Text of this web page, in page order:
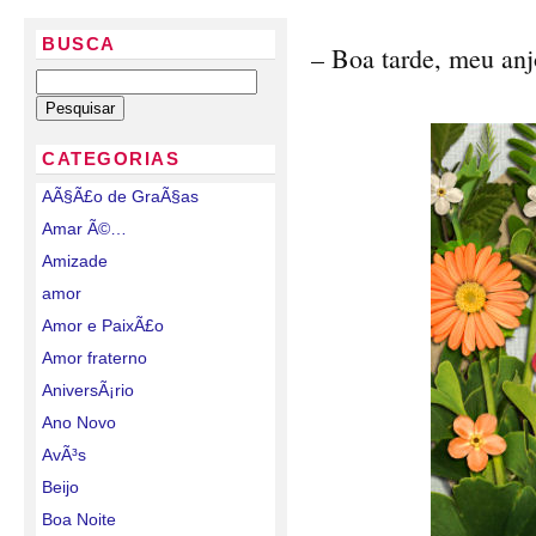
BUSCA
CATEGORIAS
AÃ§Ã£o de GraÃ§as
Amar Ã©…
Amizade
amor
Amor e PaixÃ£o
Amor fraterno
AniversÃ¡rio
Ano Novo
AvÃ³s
Beijo
Boa Noite
– Boa tarde, meu